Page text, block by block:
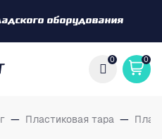
оборудования
0 0
— Пластиковая тара —